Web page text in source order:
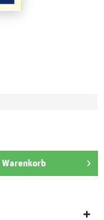
Warenkorb